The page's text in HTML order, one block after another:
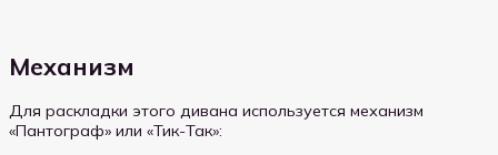
Механизм
Для раскладки этого дивана используется механизм
«Пантограф» или «Тик-Так»: